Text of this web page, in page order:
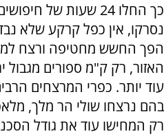
כך החלו 24 שעות של
נסרקו, אין כפל קרקע שלא
הפך החשש מחטיפה ורצח
האזור, רק ק"מ ספורים
עוד יותר. כפרי המרצחים
בהם נרצחו שולי הר מלך,
רק המחישו עוד את גודל